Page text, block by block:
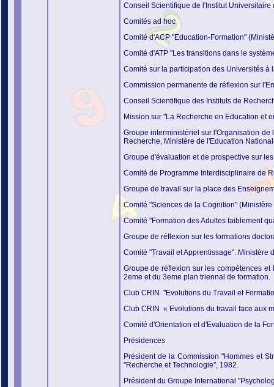
Conseil Scientifique de l'Institut
Comités ad hoc
Comité d'ACP "Education-Formation"
Comité d'ATP "Les transitions dans le
Comité sur la participation des Universités à
Commission permanente de réflexion sur
Conseil Scientifique des Instituts de
Mission sur "La Recherche en Education et
Groupe interministériel sur l'Organisation de
Recherche, Ministère de l'Education
Groupe d'évaluation et de prospective sur
Comité de Programme Interdisciplinaire de
Groupe de travail sur la place des
Comité "Sciences de la Cognition"
Comité "Formation des Adultes faiblement
Groupe de réflexion sur les formations
Comité "Travail et Apprentissage".
Groupe de réflexion sur les compétences
2eme et du 3eme plan triennal de formation.
Club CRIN "Evolutions du Travail et
Club CRIN « Evolutions du travail face aux
Comité d'Orientation et d'Evaluation de la
Présidences
Président de la Commission "Hommes et
"Recherche et Technologie", 1982.
Président du Groupe International